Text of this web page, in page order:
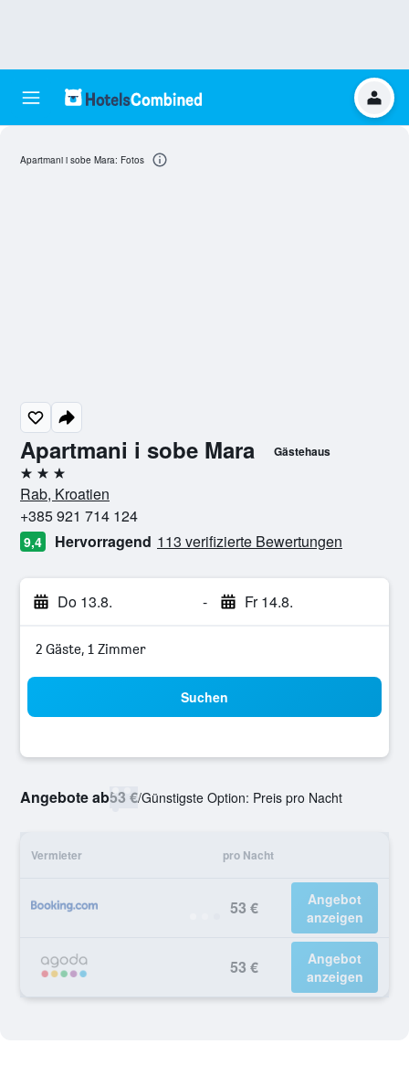
Apartmani i sobe Mara Gästehaus
3 Sterne
Rab, Kroatien
+385 921 714 124
9,4 Hervorragend 113 verifizierte Bewertungen
Do 13.8. - Fr 14.8.
2 Gäste, 1 Zimmer
Suchen
Angebote ab53 €/Günstigste Option: Preis pro Nacht
Vermieter pro Nacht
53 €
Angebot
anzeigen
53 €
Angebot
anzeigen
Apartmani i sobe Mara: Fotos